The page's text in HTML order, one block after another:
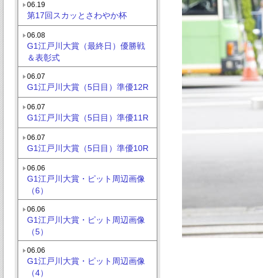
06.19
第17回スカッとさわやか杯
06.08
G1江戸川大賞（最終日）優勝戦
＆表彰式
06.07
G1江戸川大賞（5日目）準優12R
06.07
G1江戸川大賞（5日目）準優11R
06.07
G1江戸川大賞（5日目）準優10R
06.06
G1江戸川大賞・ピット周辺画像
（6）
06.06
G1江戸川大賞・ピット周辺画像
（5）
06.06
G1江戸川大賞・ピット周辺画像
（4）